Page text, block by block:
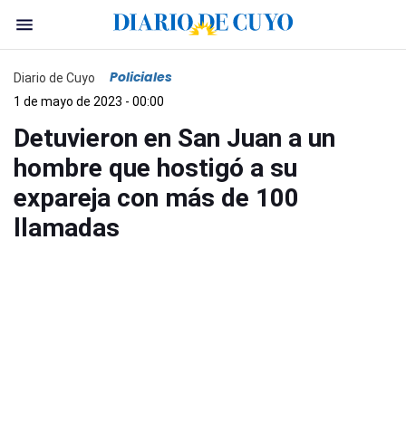
Diario de Cuyo Policiales
1 de mayo de 2023 - 00:00
Detuvieron en San Juan a un
hombre que hostigó a su
expareja con más de 100
llamadas